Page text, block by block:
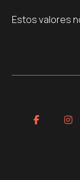
Estos valores